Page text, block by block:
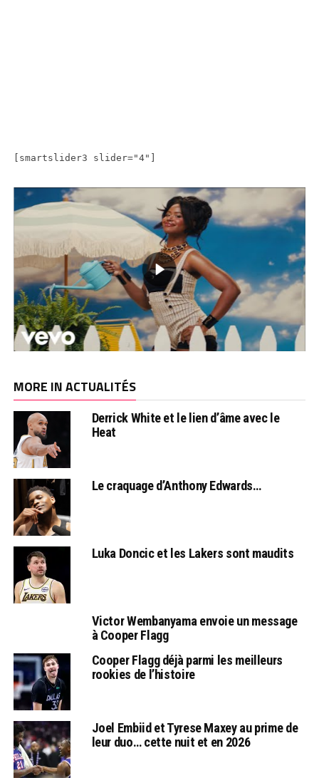
[smartslider3 slider="4"]
MORE IN ACTUALITÉS
Derrick White et le lien d’âme avec le
Heat
Le craquage d’Anthony Edwards…
Luka Doncic et les Lakers sont maudits
Victor Wembanyama envoie un message
à Cooper Flagg
Cooper Flagg déjà parmi les meilleurs
rookies de l’histoire
Joel Embiid et Tyrese Maxey au prime de
leur duo… cette nuit et en 2026